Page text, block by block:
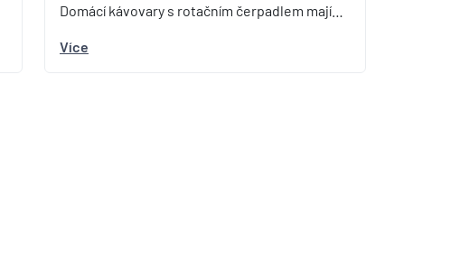
Domácí kávovary s rotačním čerpadlem mají…
Více